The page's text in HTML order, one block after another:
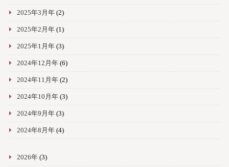
2025年3月年(2)
2025年2月年(1)
2025年1月年(3)
2024年12月年(6)
2024年11月年(2)
2024年10月年(3)
2024年9月年(3)
2024年8月年(4)
2026年(3)